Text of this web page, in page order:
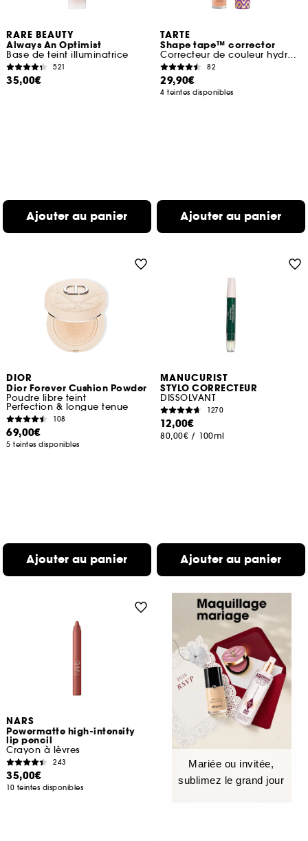
RARE BEAUTY
Always An Optimist
Base de teint illuminatrice
521
35,00€
Ajouter au panier
TARTE
Shape tape™ corrector
Correcteur de couleur hydratant haute couvrance
82
29,90€
4 teintes disponibles
Ajouter au panier
DIOR
Dior Forever Cushion Powder
Poudre libre teint
Perfection & longue tenue
108
69,00€
5 teintes disponibles
Ajouter au panier
MANUCURIST
STYLO CORRECTEUR
DISSOLVANT
1270
12,00€
80,00€ / 100ml
Ajouter au panier
NARS
Powermatte high-intensity
lip pencil
Crayon à lèvres
243
35,00€
10 teintes disponibles
Mariée ou invitée,
sublimez le grand jour